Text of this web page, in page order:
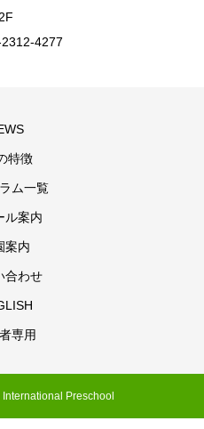
2F
4277
特徴
ム一覧
ル案内
案内
合わせ
専用
Preschool